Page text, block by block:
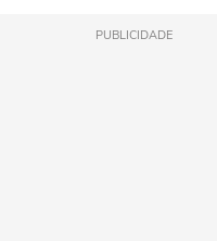
PUBLICIDADE